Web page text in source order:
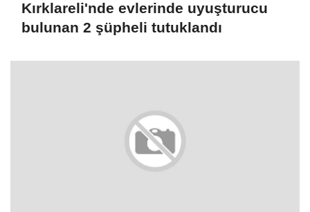
Kırklareli'nde evlerinde uyuşturucu
bulunan 2 şüpheli tutuklandı